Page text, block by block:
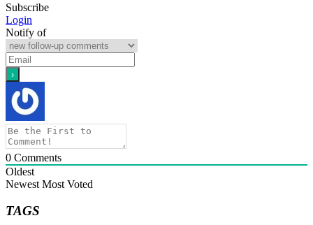
Subscribe
Login
Notify of
0 Comments
Oldest
Newest Most Voted
TAGS